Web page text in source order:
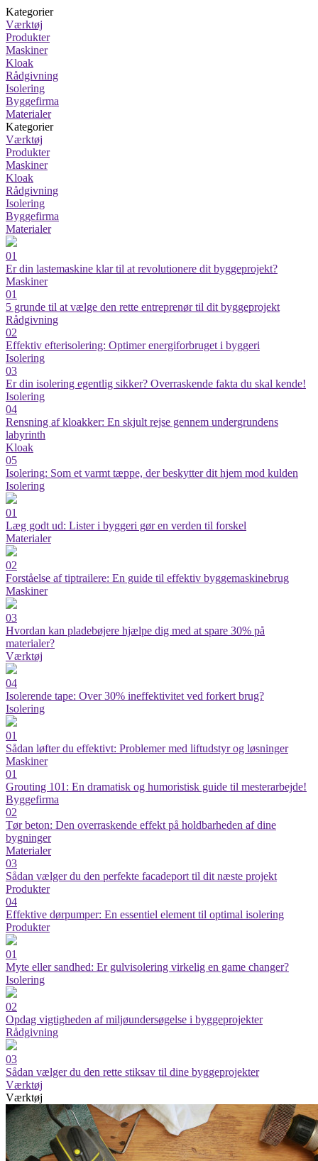
Kategorier
Værktøj
Produkter
Maskiner
Kloak
Rådgivning
Isolering
Byggefirma
Materialer
Kategorier
Værktøj
Produkter
Maskiner
Kloak
Rådgivning
Isolering
Byggefirma
Materialer
01
Er din lastemaskine klar til at revolutionere dit byggeprojekt?
Maskiner
01
5 grunde til at vælge den rette entreprenør til dit byggeprojekt
Rådgivning
02
Effektiv efterisolering: Optimer energiforbruget i byggeri
Isolering
03
Er din isolering egentlig sikker? Overraskende fakta du skal kende!
Isolering
04
Rensning af kloakker: En skjult rejse gennem undergrundens
labyrinth
Kloak
05
Isolering: Som et varmt tæppe, der beskytter dit hjem mod kulden
Isolering
01
Læg godt ud: Lister i byggeri gør en verden til forskel
Materialer
02
Forståelse af tiptrailere: En guide til effektiv byggemaskinebrug
Maskiner
03
Hvordan kan pladebøjere hjælpe dig med at spare 30% på
materialer?
Værktøj
04
Isolerende tape: Over 30% ineffektivitet ved forkert brug?
Isolering
01
Sådan løfter du effektivt: Problemer med liftudstyr og løsninger
Maskiner
01
Grouting 101: En dramatisk og humoristisk guide til mesterarbejde!
Byggefirma
02
Tør beton: Den overraskende effekt på holdbarheden af dine
bygninger
Materialer
03
Sådan vælger du den perfekte facadeport til dit næste projekt
Produkter
04
Effektive dørpumper: En essentiel element til optimal isolering
Produkter
01
Myte eller sandhed: Er gulvisolering virkelig en game changer?
Isolering
02
Opdag vigtigheden af miljøundersøgelse i byggeprojekter
Rådgivning
03
Sådan vælger du den rette stiksav til dine byggeprojekter
Værktøj
Værktøj